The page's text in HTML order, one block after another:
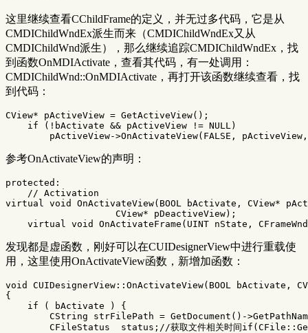
这里继续查看CChildFrame的定义，并无过多代码，它是从
CMDIChildWndEx派生而来（CMDIChildWndEx又从
CMDIChildWnd派生），那么继续追踪CMDIChildWndEx，找
到函数OnMDIActivate，查看其代码，有一处调用：
CMDIChildWnd::OnMDIActivate，再打开该函数继续查看，找
到代码：
CView* pActiveView = GetActiveView();
if
( ! bActivate && pActiveView != NULL )
pActiveView->OnActivateView( FALSE , pActiveView ,
参考OnActivateView的声明：
protected:
// Activation
virtual
void OnActivateView( BOOL bActivate , CView*
CView* pDeactiveView);
virtual
void OnActivateFrame ( UINT nState , CFrameWnd
发现都是虚函数，刚好可以在CUIDesignerView中进行重载使
用，这里使用OnActivateView函数，新增加函数：
void CUIDesignerView :: OnActivateView( BOOL bActivate ,
{
if
( bActivate )
{
CString
strFilePath = GetDocument () ->
CFileStatus
status ; //获取文件相关时间